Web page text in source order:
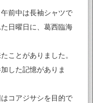
前中は長袖シャツで
日曜日に、葛西臨海
ことがありました。
した記憶がありま
コアジサシを目的で